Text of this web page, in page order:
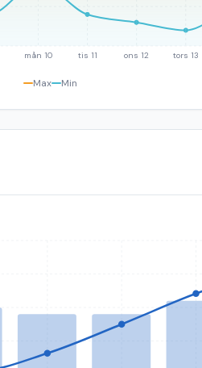
mån 10 tis 11 ons 12 tors 13
Max Min